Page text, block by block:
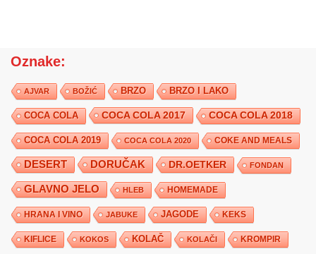
Oznake:
AJVAR BOŽIĆ BRZO BRZO I LAKO
COCA COLA COCA COLA 2017 COCA COLA 2018
COCA COLA 2019 COCA COLA 2020 COKE AND MEALS
DESERT DORUČAK DR.OETKER FONDAN
GLAVNO JELO HLEB HOMEMADE
HRANA I VINO JABUKE JAGODE KEKS
KIFLICE KOKOS KOLAČ KOLAČI KROMPIR